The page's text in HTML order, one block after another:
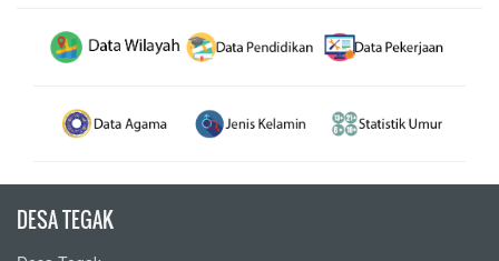
DESA TEGAK